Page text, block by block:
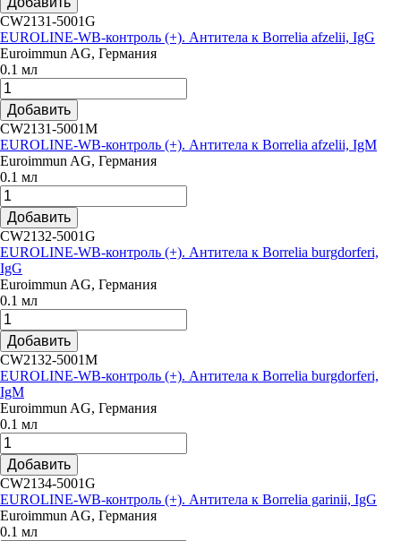
CW2131-5001G
EUROLINE-WB-контроль (+). Антитела к Borrelia afzelii, IgG
Euroimmun AG, Германия
0.1 мл
Добавить
CW2131-5001M
EUROLINE-WB-контроль (+). Антитела к Borrelia afzelii, IgM
Euroimmun AG, Германия
0.1 мл
Добавить
CW2132-5001G
EUROLINE-WB-контроль (+). Антитела к Borrelia burgdorferi,
IgG
Euroimmun AG, Германия
0.1 мл
Добавить
CW2132-5001M
EUROLINE-WB-контроль (+). Антитела к Borrelia burgdorferi,
IgM
Euroimmun AG, Германия
0.1 мл
Добавить
CW2134-5001G
EUROLINE-WB-контроль (+). Антитела к Borrelia garinii, IgG
Euroimmun AG, Германия
0.1 мл